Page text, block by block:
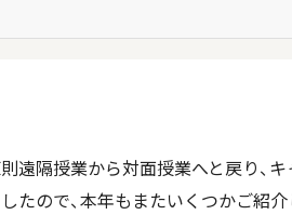
遠隔授業から対面授業へと戻り、
たので、本年もまたいくつかご紹介